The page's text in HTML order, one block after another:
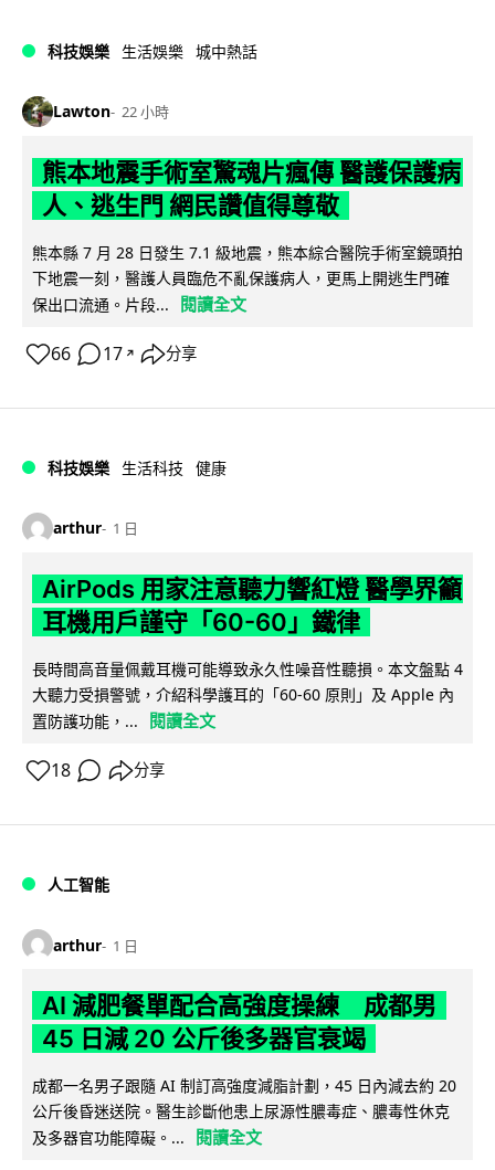
科技娛樂 生活娛樂 城中熱話
Lawton 22 小時
熊本地震手術室驚魂片瘋傳 醫護保護病
人、逃生門 網民讚值得尊敬
熊本縣 7 月 28 日發生 7.1 級地震，熊本綜合醫院手術室鏡頭拍
下地震一刻，醫護人員臨危不亂保護病人，更馬上開逃生門確
保出口流通。片段...
閱讀全文
66 17 ↗ 分享
科技娛樂 生活科技 健康
arthur 1 日
AirPods 用家注意聽力響紅燈 醫學界籲
耳機用戶謹守「60-60」鐵律
長時間高音量佩戴耳機可能導致永久性噪音性聽損。本文盤點 4
大聽力受損警號，介紹科學護耳的「60-60 原則」及 Apple 內
置防護功能，...
閱讀全文
18 分享
人工智能
arthur 1 日
AI 減肥餐單配合高強度操練 成都男
45 日減 20 公斤後多器官衰竭
成都一名男子跟隨 AI 制訂高強度減脂計劃，45 日內減去約 20
公斤後昏迷送院。醫生診斷他患上尿源性膿毒症、膿毒性休克
及多器官功能障礙。...
閱讀全文